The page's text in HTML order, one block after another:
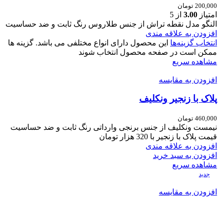
200,000 تومان
امتیاز 3.00 از 5
النگو مدل نقطه تراش از جنس طلاروس رنگ ثابت و ضد حساسیت
افزودن به علاقه مندی
انتخاب گزینه‌ها این محصول دارای انواع مختلفی می باشد. گزینه ها
ممکن است در صفحه محصول انتخاب شوند
مشاهده سریع
افزودن به مقایسه
پلاک با زنجیر ونکلیف
460,000 تومان
نیمست ونکلیف از جنس برنجی وارداتی رنگ ثابت و ضد حساسیت
قیمت پلاک با زنجیر با 320 هزار تومان
افزودن به علاقه مندی
افزودن به سبد خرید
مشاهده سریع
جدید
افزودن به مقایسه